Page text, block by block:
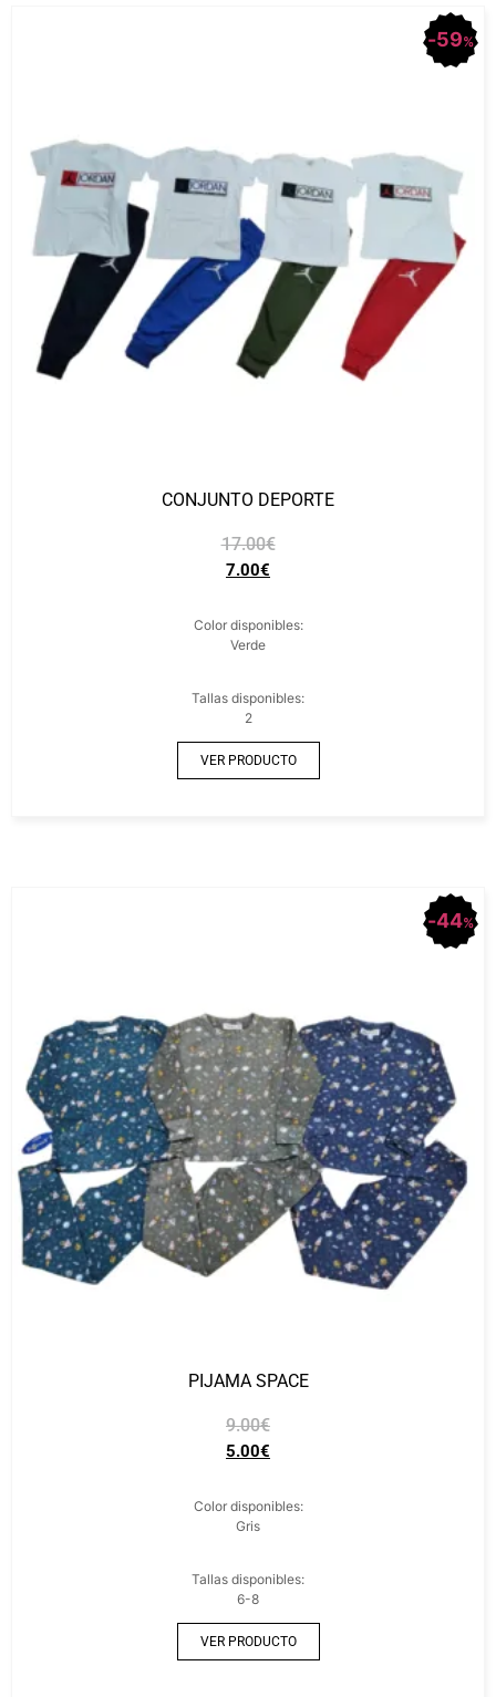
59%
CONJUNTO DEPORTE
17.00€
7.00€
Color disponibles:
Verde
Tallas disponibles:
2
VER PRODUCTO
44%
PIJAMA SPACE
9.00€
5.00€
Color disponibles:
Gris
Tallas disponibles:
6-8
VER PRODUCTO